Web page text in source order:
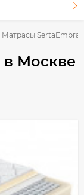
Матрасы
в Москве